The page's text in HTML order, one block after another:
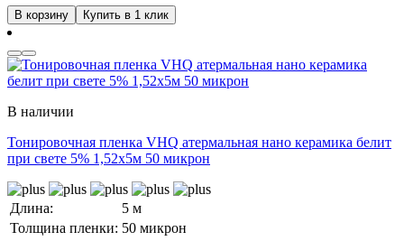
В корзину Купить в 1 клик
В наличии
Тонировочная пленка VHQ атермальная нано керамика белит
при свете 5% 1,52x5м 50 микрон
Длина:
5 м
Толщина пленки: 50 микрон